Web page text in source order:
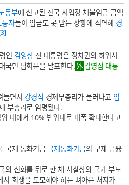
동부에 신고된 전국 사업장 체불임금 금액
동자들이 임금도 못 받는 상황에 직면해 경
[3]
인 김영삼 전 대통령은 정치권의 허위사
국민 담화문을 발표한다.
김영삼 대통
들면서 강경식 경제부총리가 물러나고 임
부총리로 임명됐다.
내에서 10% 범위내로 대폭 확대한다고
국제 통화기금국제통화기금의 구제 금융
의 신화를 뒤로 한 채 사실상의 국가 부도
회생을 도모해야 하는 뼈아픈 처지가